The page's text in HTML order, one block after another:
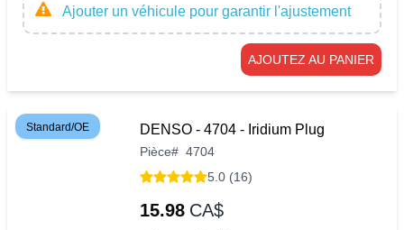
Ajouter un véhicule pour garantir l'ajustement
AJOUTEZ AU PANIER
Standard/OE DENSO - 4704 - Iridium Plug
Pièce# 4704
5.0 (16)
15.98 CA$